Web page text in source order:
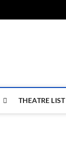
THEATRE LIST